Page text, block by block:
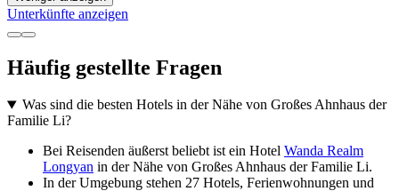
Unterkünfte anzeigen
Häufig gestellte Fragen
Was sind die besten Hotels in der Nähe von Großes Ahnhaus der
Familie Li?
Bei Reisenden äußerst beliebt ist ein Hotel Wanda Realm
Longyan in der Nähe von Großes Ahnhaus der Familie Li.
In der Umgebung stehen 27 Hotels, Ferienwohnungen und